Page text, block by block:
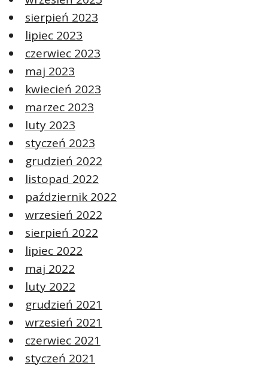
sierpień 2023
lipiec 2023
czerwiec 2023
maj 2023
kwiecień 2023
marzec 2023
luty 2023
styczeń 2023
grudzień 2022
listopad 2022
październik 2022
wrzesień 2022
sierpień 2022
lipiec 2022
maj 2022
luty 2022
grudzień 2021
wrzesień 2021
czerwiec 2021
styczeń 2021